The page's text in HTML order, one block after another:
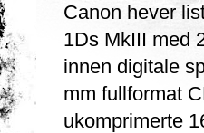
Canon hever
1Ds MkIII med
innen digitale
mm fullformat
ukomprimerte